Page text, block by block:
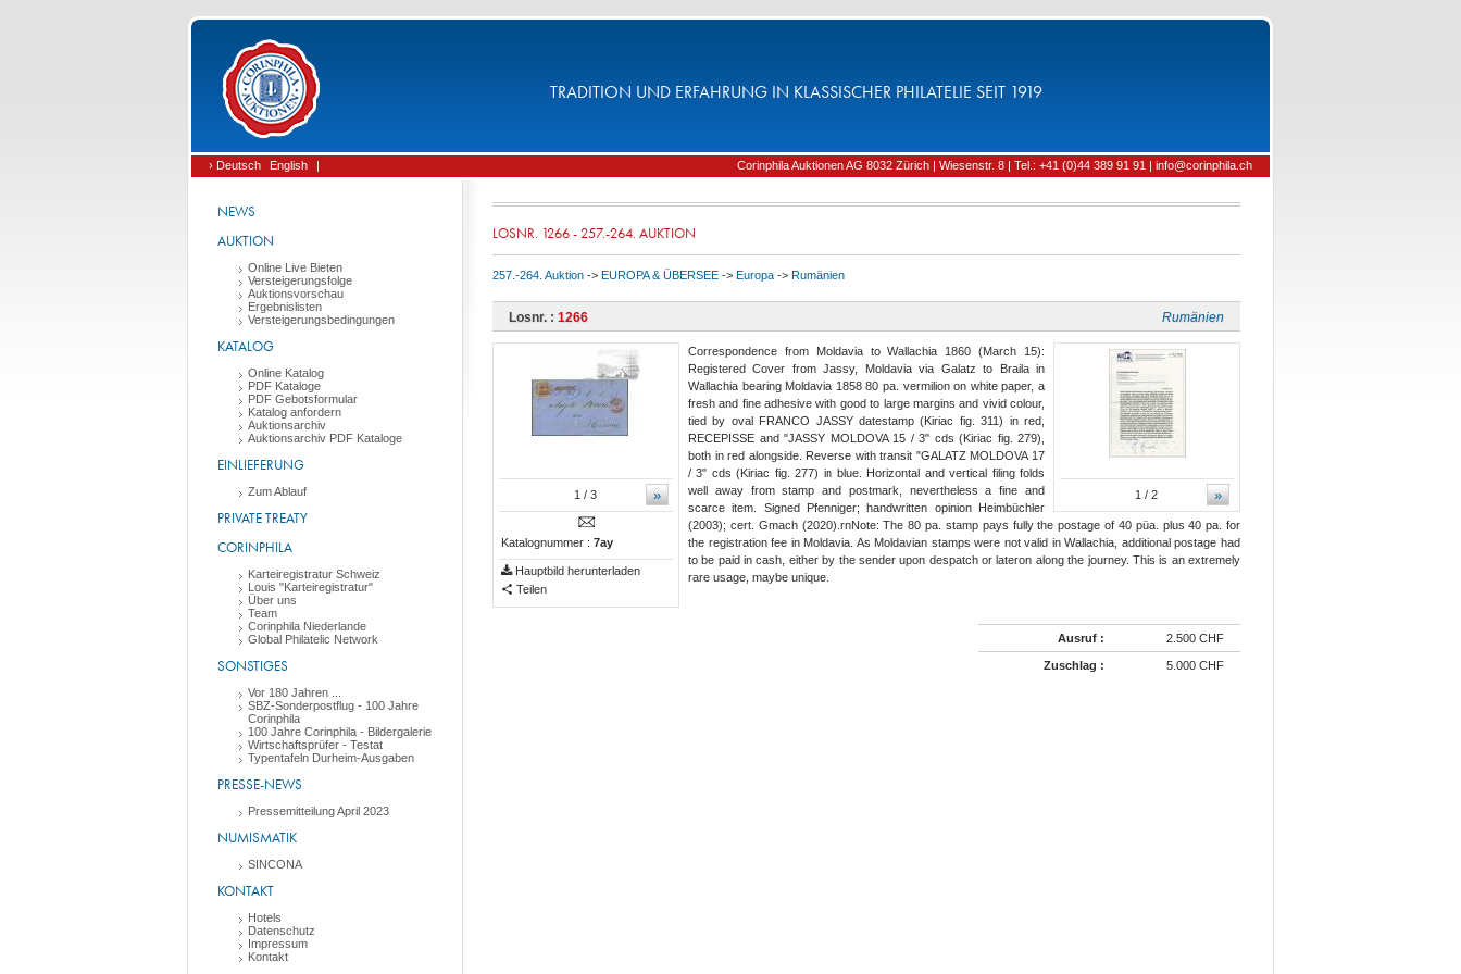
TRADITION UND ERFAHRUNG IN KLASSISCHER PHILATELIE SEIT 1919
› Deutsch English | Corinphila Auktionen AG 8032 Zürich | Wiesenstr. 8 | Tel.: +41 (0)44 389 91 91 | info@corinphila.ch
NEWS
AUKTION
Online Live Bieten
Versteigerungsfolge
Auktionsvorschau
Ergebnislisten
Versteigerungsbedingungen
KATALOG
Online Katalog
PDF Kataloge
PDF Gebotsformular
Katalog anfordern
Auktionsarchiv
Auktionsarchiv PDF Kataloge
EINLIEFERUNG
Zum Ablauf
PRIVATE TREATY
CORINPHILA
Karteiregistratur Schweiz
Louis "Karteiregistratur"
Über uns
Team
Corinphila Niederlande
Global Philatelic Network
SONSTIGES
Vor 180 Jahren ...
SBZ-Sonderpostflug - 100 Jahre
Corinphila
100 Jahre Corinphila - Bildergalerie
Wirtschaftsprüfer - Testat
Typentafeln Durheim-Ausgaben
PRESSE-NEWS
Pressemitteilung April 2023
NUMISMATIK
SINCONA
KONTAKT
Hotels
Datenschutz
Impressum
Kontakt
LOSNR. 1266 - 257.-264. AUKTION
257.-264. Auktion -> EUROPA & ÜBERSEE -> Europa -> Rumänien
Losnr. : 1266 Rumänien
»
1 / 3
Katalognummer : 7ay
Hauptbild herunterladen
Teilen
»
1 / 2
Correspondence from Moldavia to Wallachia 1860 (March 15):
Registered Cover from Jassy, Moldavia via Galatz to Braila in
Wallachia bearing Moldavia 1858 80 pa. vermilion on white paper, a
fresh and fine adhesive with good to large margins and vivid colour,
tied by oval FRANCO JASSY datestamp (Kiriac fig. 311) in red,
RECEPISSE and "JASSY MOLDOVA 15 / 3" cds (Kiriac fig. 279),
both in red alongside. Reverse with transit "GALATZ MOLDOVA 17
/ 3" cds (Kiriac fig. 277) in blue. Horizontal and vertical filing folds
well away from stamp and postmark, nevertheless a fine and
scarce item. Signed Pfenniger; handwritten opinion Heimbüchler
(2003); cert. Gmach (2020).rnNote: The 80 pa. stamp pays fully the postage of 40 püa. plus 40 pa. for
the registration fee in Moldavia. As Moldavian stamps were not valid in Wallachia, additional postage had
to be paid in cash, either by the sender upon despatch or lateron along the journey. This is an extremely
rare usage, maybe unique.
Ausruf : 2.500 CHF
Zuschlag : 5.000 CHF